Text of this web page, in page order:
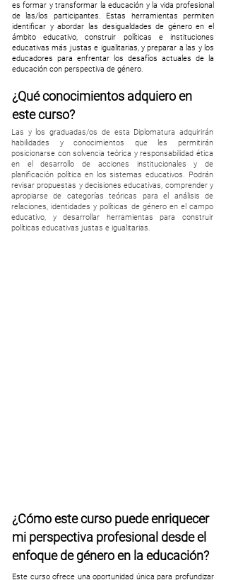
es formar y transformar la educación y la vida profesional
de las/los participantes. Estas herramientas permiten
identificar y abordar las desigualdades de género en el
ámbito educativo, construir políticas e instituciones
educativas más justas e igualitarias, y preparar a las y los
educadores para enfrentar los desafíos actuales de la
educación con perspectiva de género.
¿Qué conocimientos adquiero en
este curso?
Las y los graduadas/os de esta Diplomatura adquirirán
habilidades y conocimientos que les permitirán
posicionarse con solvencia teórica y responsabilidad ética
en el desarrollo de acciones institucionales y de
planificación política en los sistemas educativos. Podrán
revisar propuestas y decisiones educativas, comprender y
apropiarse de categorías teóricas para el análisis de
relaciones, identidades y políticas de género en el campo
educativo, y desarrollar herramientas para construir
políticas educativas justas e igualitarias.
¿Cómo este curso puede enriquecer
mi perspectiva profesional desde el
enfoque de género en la educación?
Este curso ofrece una oportunidad única para profundizar